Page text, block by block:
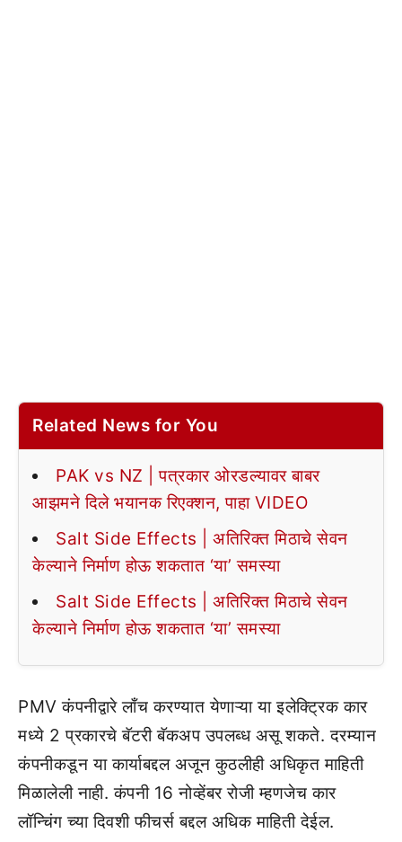
Related News for You
PAK vs NZ | पत्रकार ओरडल्यावर बाबर
आझमने दिले भयानक रिएक्शन, पाहा VIDEO
Salt Side Effects | अतिरिक्त मिठाचे सेवन
केल्याने निर्माण होऊ शकतात ‘या’ समस्या
Salt Side Effects | अतिरिक्त मिठाचे सेवन
केल्याने निर्माण होऊ शकतात ‘या’ समस्या
PMV कंपनीद्वारे लाँच करण्यात येणाऱ्या या इलेक्ट्रिक कार
मध्ये 2 प्रकारचे बॅटरी बॅकअप उपलब्ध असू शकते. दरम्यान
कंपनीकडून या कार्याबद्दल अजून कुठलीही अधिकृत माहिती
मिळालेली नाही. कंपनी 16 नोव्हेंबर रोजी म्हणजेच कार
लॉन्चिंग च्या दिवशी फीचर्स बद्दल अधिक माहिती देईल.